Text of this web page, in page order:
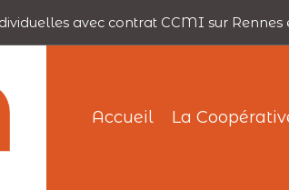
avec contrat CCMI sur
Accueil La